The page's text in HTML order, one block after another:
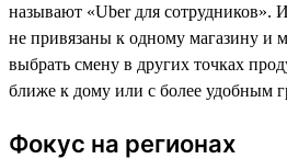
называют «Uber для сотрудников».
не привязаны к одному магазину и
выбрать смену в других точках
ближе к дому или с более удобным
Фокус на регионах